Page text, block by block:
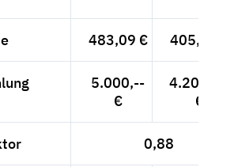
483,09 € 405,96 €
5.000,--
€
4.201,68
€
0,88